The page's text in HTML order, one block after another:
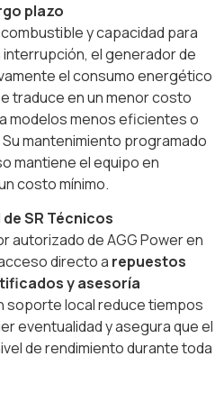
plazo
y capacidad para
el generador de
el consumo energético
traduce en un menor costo
modelos menos eficientes o
mantenimiento programado
mantiene el equipo en
costo mínimo.
SR Técnicos
autorizado de AGG Power en
directo a repuestos
y asesoría
soporte local reduce tiempos
eventualidad y asegura que el
de rendimiento durante toda